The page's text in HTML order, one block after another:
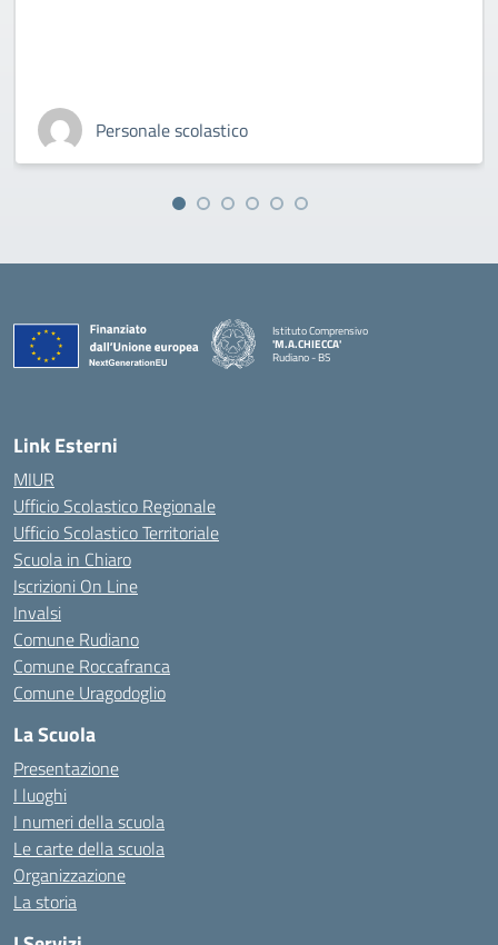
Personale scolastico
Istituto Comprensivo
'M.A.CHIECCA'
Rudiano - BS
Link Esterni
MIUR
Ufficio Scolastico Regionale
Ufficio Scolastico Territoriale
Scuola in Chiaro
Iscrizioni On Line
Invalsi
Comune Rudiano
Comune Roccafranca
Comune Uragodoglio
La Scuola
Presentazione
I luoghi
I numeri della scuola
Le carte della scuola
Organizzazione
La storia